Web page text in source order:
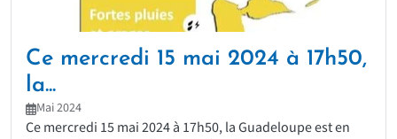
Ce mercredi 15 mai 2024 à 17h50,
la...
Mai 2024
Ce mercredi 15 mai 2024 à 17h50, la Guadeloupe est en